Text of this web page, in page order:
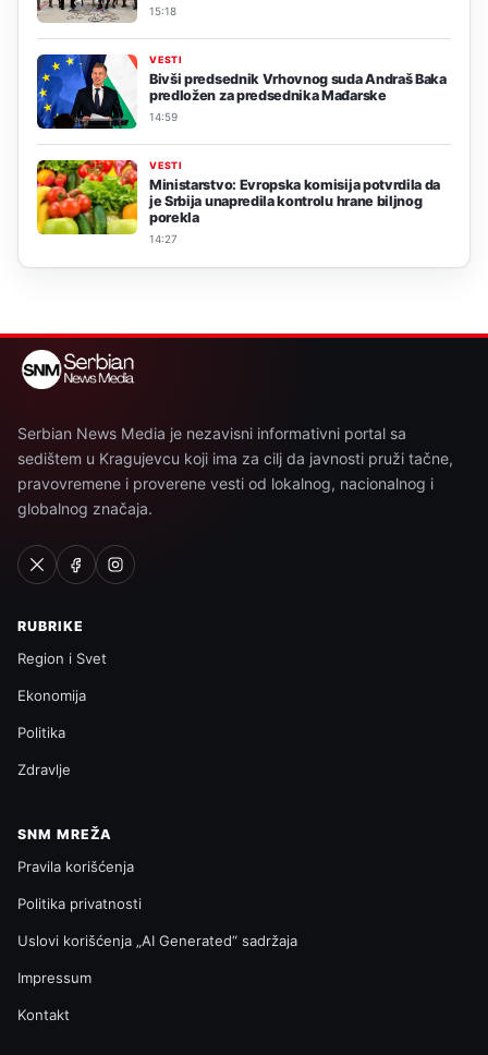
15:18
VESTI
Bivši predsednik Vrhovnog suda Andraš Baka
predložen za predsednika Mađarske
14:59
VESTI
Ministarstvo: Evropska komisija potvrdila da
je Srbija unapredila kontrolu hrane biljnog
porekla
14:27
Serbian News Media je nezavisni informativni portal sa
sedištem u Kragujevcu koji ima za cilj da javnosti pruži tačne,
pravovremene i proverene vesti od lokalnog, nacionalnog i
globalnog značaja.
RUBRIKE
Region i Svet
Ekonomija
Politika
Zdravlje
SNM MREŽA
Pravila korišćenja
Politika privatnosti
Uslovi korišćenja „AI Generated“ sadržaja
Impressum
Kontakt